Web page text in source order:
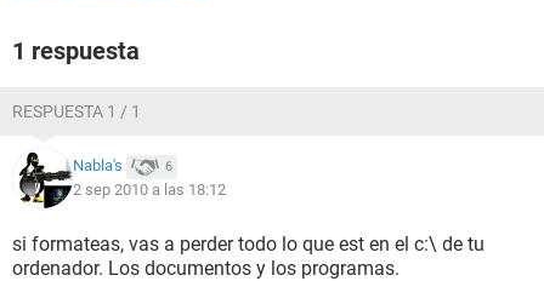
1 respuesta
RESPUESTA 1 / 1
Nabla's 6
2 sep 2010 a las 18:12
si formateas, vas a perder todo lo que est en el c:\ de tu
ordenador. Los documentos y los programas.